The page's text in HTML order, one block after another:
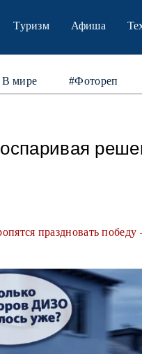
Туризм Афиша
В мире #Фотореп
праздновать